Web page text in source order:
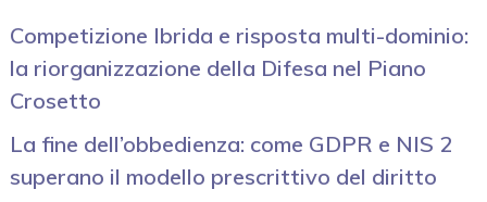
Competizione Ibrida e risposta multi-dominio:
la riorganizzazione della Difesa nel Piano
Crosetto
La fine dell’obbedienza: come GDPR e NIS 2
superano il modello prescrittivo del diritto